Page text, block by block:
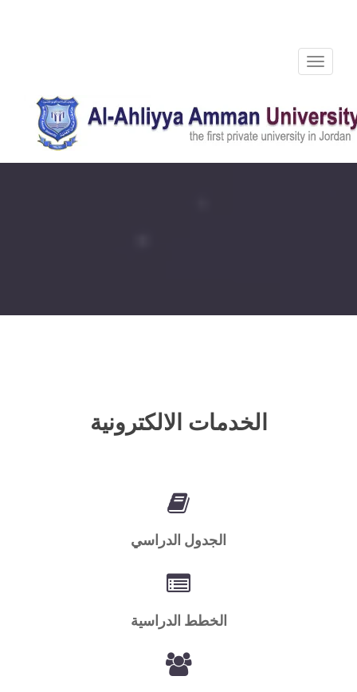
Toggle
navigation
الخدمات الالكترونية
الجدول الدراسي
الخطط الدراسية